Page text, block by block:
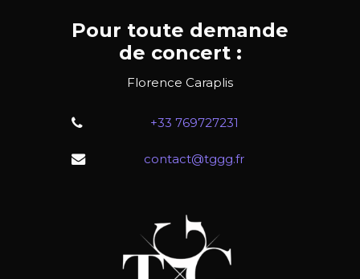
Pour toute demande
de concert :
Florence Caraplis
+33 769727231
contact@tggg.fr